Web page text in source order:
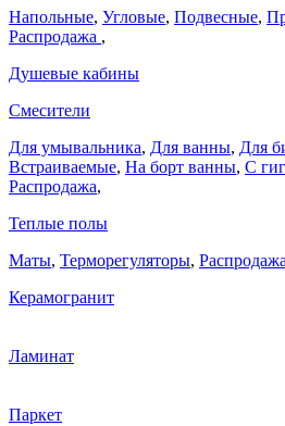
Напольные, Угловые, Подвесные,
Распродажа ,
Душевые кабины
Смесители
Для умывальника, Для ванны, Для
Встраиваемые, На борт ванны, C
Распродажа,
Теплые полы
Маты, Терморегуляторы, Распродажа
Керамогранит
Ламинат
Паркет